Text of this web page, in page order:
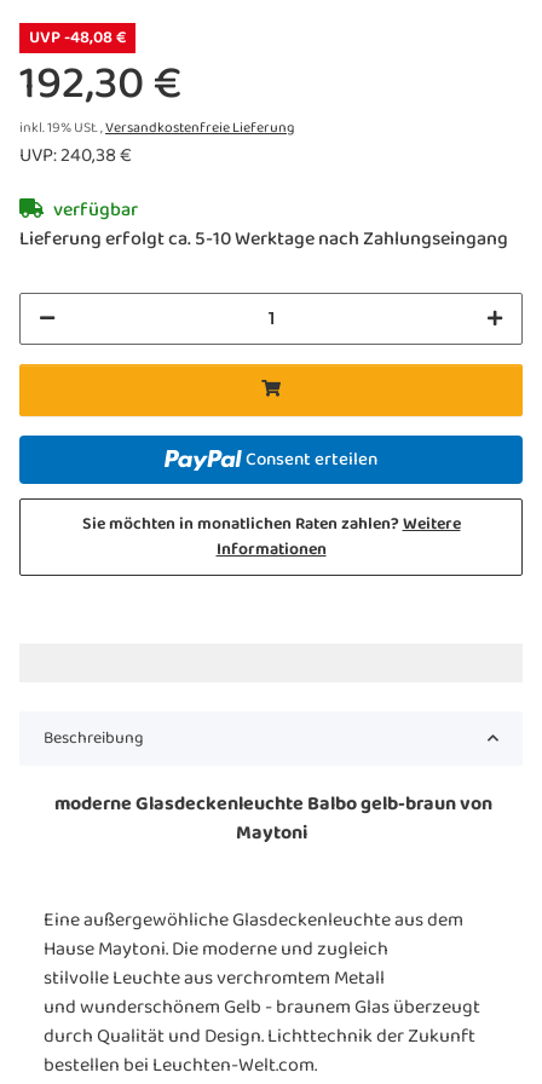
UVP -48,08 €
192,30 €
inkl. 19% USt. ,Versandkostenfreie Lieferung
UVP:240,38 €
verfügbar
Lieferung erfolgt ca. 5-10 Werktage nach Zahlungseingang
Consent erteilen
Sie möchten in monatlichen Raten zahlen?Weitere
Informationen
Beschreibung
moderne Glasdeckenleuchte Balbo gelb-braun von
Maytoni
Eine außergewöhliche Glasdeckenleuchte aus dem
Hause Maytoni. Die moderne und zugleich
stilvolle Leuchte aus verchromtem Metall
und wunderschönem Gelb - braunem Glas überzeugt
durch Qualität und Design. Lichttechnik der Zukunft
bestellen bei Leuchten-Welt.com.